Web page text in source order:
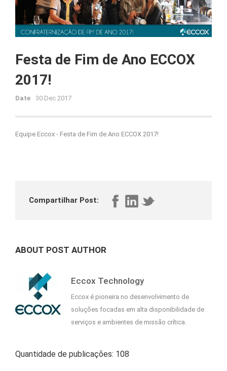
Festa de Fim de Ano ECCOX
2017!
Date 30 Dec 2017
Equipe Eccox - Festa de Fim de Ano ECCOX 2017!
Compartilhar Post:
ABOUT POST AUTHOR
Eccox Technology
Eccox é pioneira no desenvolvimento de
soluções focadas em alta disponibilidade de
serviços e ambientes de missão crítica.
Quantidade de publicações: 108